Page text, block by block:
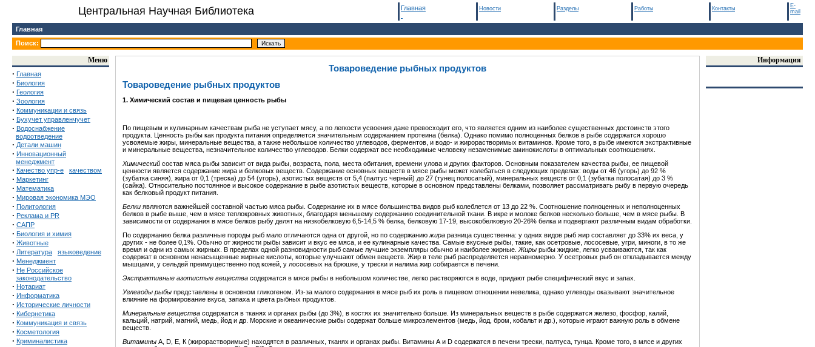
Центральная Научная Библиотека Главная Новости Разделы Работы Контакты
E-
mail
Главная
Поиск:
Меню
· Главная
· Биология
· Геология
· Зоология
· Коммуникации и связь
· Бухучет управленчучет
· Водоснабжение
водоотведение
· Детали машин
· Инновационный
менеджмент
· Качество упр-е качеством
· Маркетинг
· Математика
· Мировая экономика МЭО
· Политология
· Реклама и PR
· САПР
· Биология и химия
· Животные
· Литература языковедение
· Менеджмент
· Не Российское
законодательство
· Нотариат
· Информатика
· Исторические личности
· Кибернетика
· Коммуникация и связь
· Косметология
· Криминалистика
Товароведение рыбных продуктов
Товароведение рыбных продуктов
1. Химический состав и пищевая ценность рыбы
По пищевым и кулинарным качествам рыба не уступает мясу, а по легкости усвоения даже превосходит его, что является одним из наиболее существенных достоинств этого
продукта. Ценность рыбы как продукта питания определяется значительным содержанием протеина (белка). Однако помимо полноценных белков в рыбе содержатся хорошо
усвояемые жиры, минеральные вещества, а также небольшое количество углеводов, ферментов, и водо- и жирорастворимых витаминов. Кроме того, в рыбе имеются экстрактивные
и минеральные вещества, незначительное количество углеводов. Белки содержат все необходимые человеку незаменимые аминокислоты в оптимальных соотношениях.
Химический состав мяса рыбы зависит от вида рыбы, возраста, пола, места обитания, времени улова и других факторов. Основным показателем качества рыбы, ее пищевой
ценности является содержание жира и белковых веществ. Содержание основных веществ в мясе рыбы может колебаться в следующих пределах: воды от 46 (угорь) до 92 %
(зубатка синяя), жира от 0,1 (треска) до 54 (угорь), азотистых веществ от 5,4 (палтус черный) до 27 (тунец полосатый), минеральных веществ от 0,1 (зубатка полосатая) до 3 %
(сайка). Относительно постоянное и высокое содержание в рыбе азотистых веществ, которые в основном представлены белками, позволяет рассматривать рыбу в первую очередь
как белковый продукт питания.
Белки являются важнейшей составной частью мяса рыбы. Содержание их в мясе большинства видов рыб колеблется от 13 до 22 %. Соотношение полноценных и неполноценных
белков в рыбе выше, чем в мясе теплокровных животных, благодаря меньшему содержанию соединительной ткани. В икре и молоке белков несколько больше, чем в мясе рыбы. В
зависимости от содержания в мясе белков рыбу делят на низкобелковую 6,5-14,5 % белка, белковую 17-19, высокобелковую 20-26% белка и подвергают различным видам обработки.
По содержанию белка различные породы рыб мало отличаются одна от другой, но по содержанию жира разница существенна: у одних видов рыб жир составляет до 33% их веса, у
других - не более 0,1%. Обычно от жирности рыбы зависит и вкус ее мяса, и ее кулинарные качества. Самые вкусные рыбы, такие, как осетровые, лососевые, угри, миноги, в то же
время и одни из самых жирных. В пределах одной разновидности рыб самые лучшие экземпляры обычно и наиболее жирные. Жиры рыбы жидкие, легко усваиваются, так как
содержат в основном ненасыщенные жирные кислоты, которые улучшают обмен веществ. Жир в теле рыб распределяется неравномерно. У осетровых рыб он откладывается между
мышцами, у сельдей преимущественно под кожей, у лососевых на брюшке, у трески и налима жир собирается в печени.
Экстрактивные азотистые вещества содержатся в мясе рыбы в небольшом количестве, легко растворяются в воде, придают рыбе специфический вкус и запах.
Углеводы рыбы представлены в основном гликогеном. Из-за малого содержания в мясе рыб их роль в пищевом отношении невелика, однако углеводы оказывают значительное
влияние на формирование вкуса, запаха и цвета рыбных продуктов.
Минеральные вещества содержатся в тканях и органах рыбы (до 3%), в костях их значительно больше. Из минеральных веществ в рыбе содержатся железо, фосфор, калий,
кальций, натрий, магний, медь, йод и др. Морские и океанические рыбы содержат больше микроэлементов (медь, йод, бром, кобальт и др.), которые играют важную роль в обмене
веществ.
Витамины A, D, Е, К (жирорастворимые) находятся в различных, тканях и органах рыбы. Витамины А и D содержатся в печени трески, палтуса, тунца. Кроме того, в мясе и других
Информация